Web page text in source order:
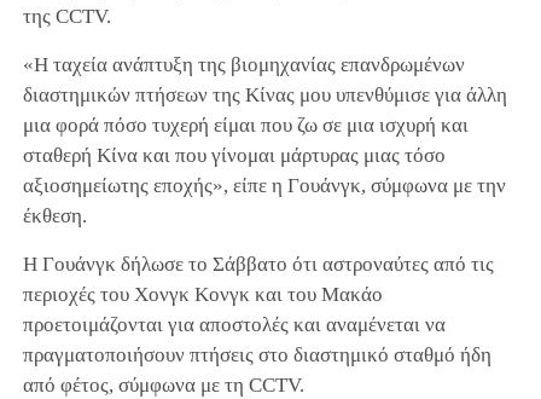
της CCTV.
«Η ταχεία ανάπτυξη της βιομηχανίας επανδρωμένων
διαστημικών πτήσεων της Κίνας μου υπενθύμισε για άλλη
μια φορά πόσο τυχερή είμαι που ζω σε μια ισχυρή και
σταθερή Κίνα και που γίνομαι μάρτυρας μιας τόσο
αξιοσημείωτης εποχής», είπε η Γουάνγκ, σύμφωνα με την
έκθεση.
Η Γουάνγκ δήλωσε το Σάββατο ότι αστροναύτες από τις
περιοχές του Χονγκ Κονγκ και του Μακάο
προετοιμάζονται για αποστολές και αναμένεται να
πραγματοποιήσουν πτήσεις στο διαστημικό σταθμό ήδη
από φέτος, σύμφωνα με τη CCTV.